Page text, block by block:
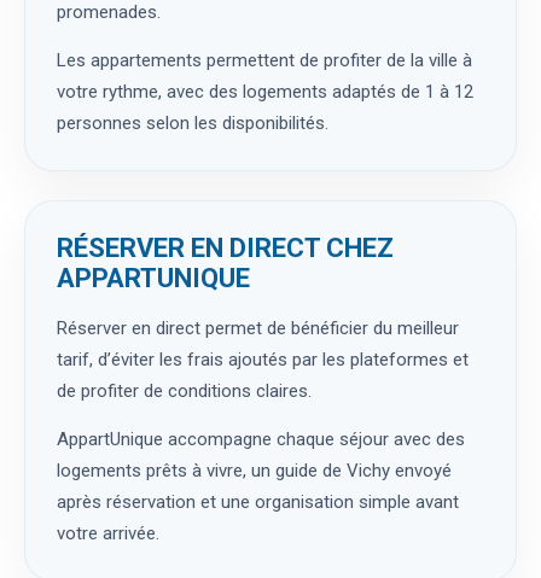
promenades.
Les appartements permettent de profiter de la ville à
votre rythme, avec des logements adaptés de 1 à 12
personnes selon les disponibilités.
RÉSERVER EN DIRECT CHEZ
APPARTUNIQUE
Réserver en direct permet de bénéficier du meilleur
tarif, d’éviter les frais ajoutés par les plateformes et
de profiter de conditions claires.
AppartUnique accompagne chaque séjour avec des
logements prêts à vivre, un guide de Vichy envoyé
après réservation et une organisation simple avant
votre arrivée.